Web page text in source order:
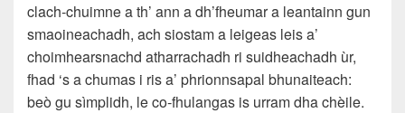
clach-chuimne a th’ ann a dh’fheumar a leantainn gun
smaoineachadh, ach siostam a leigeas leis a’
choimhearsnachd atharrachadh ri suidheachadh ùr,
fhad ‘s a chumas i ris a’ phrionnsapal bhunaiteach:
beò gu sìmplidh, le co‑fhulangas is urram dha chèile.